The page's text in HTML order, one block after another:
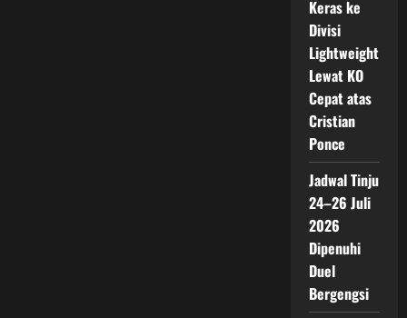
Keras ke
Divisi
Lightweight
Lewat KO
Cepat atas
Cristian
Ponce
Jadwal Tinju
24–26 Juli
2026
Dipenuhi
Duel
Bergengsi